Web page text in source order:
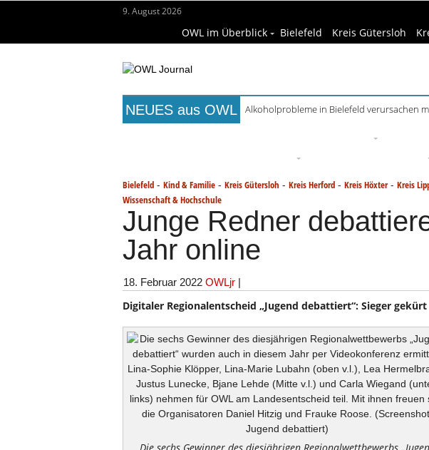
9. August 2026
OWL im Überblick Bielefeld Kreis Gütersloh
NEUES aus OWL Alkoholprobleme in Bielefeld verursachen
Bielefeld - Kind & Familie - Kreis Gütersloh - Kreis Herford - Kreis Höxter- Kreis
Wissenschaft & Hochschule
Junge Redner
Jahr online
18. Februar 2022 OWLjr |
Digitaler Regionalentscheid „Jugend debattiert“: Sieger gekürt